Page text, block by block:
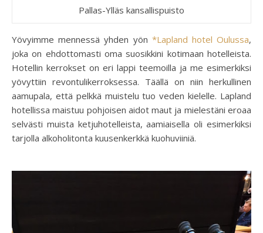
Pallas-Ylläs kansallispuisto
Yövyimme mennessä yhden yön *Lapland hotel Oulussa,
joka on ehdottomasti oma suosikkini kotimaan hotelleista.
Hotellin kerrokset on eri lappi teemoilla ja me esimerkiksi
yövyttiin revontulikerroksessa. Täällä on niin herkullinen
aamupala, että pelkkä muistelu tuo veden kielelle. Lapland
hotellissa maistuu pohjoisen aidot maut ja mielestäni eroaa
selvästi muista ketjuhotelleista, aamiaisella oli esimerkiksi
tarjolla alkoholitonta kuusenkerkkä kuohuviiniä.